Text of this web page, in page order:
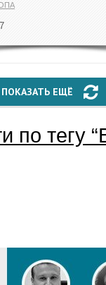
ПОКАЗАТЬ ЕЩЁ
по тегу “